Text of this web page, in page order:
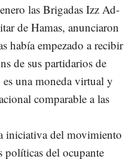
las Brigadas Izz Ad-
de Hamas, anunciaron
había empezado a recibir
de sus partidarios de
una moneda virtual y
comparable a las
iniciativa del movimiento
políticas del ocupante